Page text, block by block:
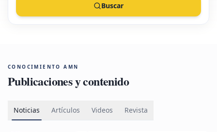
Buscar
CONOCIMIENTO AMN
Publicaciones y contenido
Noticias Artículos Videos Revista